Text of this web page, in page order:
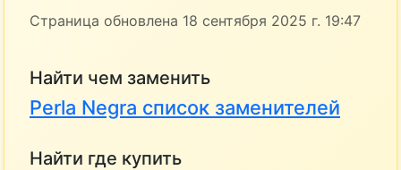
Страница обновлена 18 сентября 2025 г. 19:47
Найти чем заменить
Perla Negra список заменителей
Найти где купить